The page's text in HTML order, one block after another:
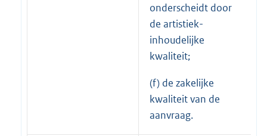
onderscheidt door
de artistiek-
inhoudelijke
kwaliteit;
(f) de zakelijke
kwaliteit van de
aanvraag.